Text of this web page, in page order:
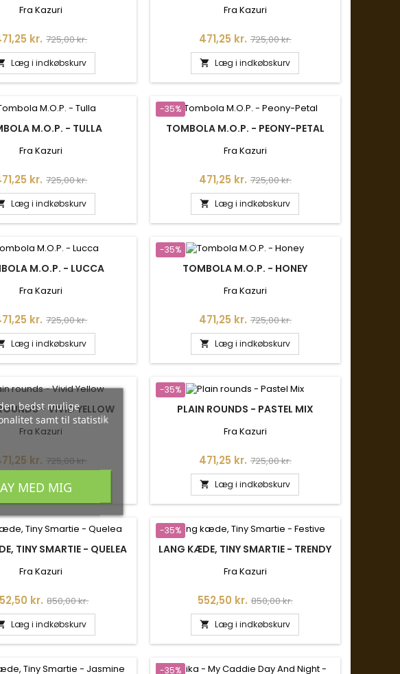
Fra Kazuri
kr. Normalpris
725,00 kr.
Læg i indkøbskurv
Fra Kazuri
Pris
471,25 kr. Normalpris
725,00 kr.
 Læg i indkøbskurv
M.O.P. - TULLA
Fra Kazuri
kr. Normalpris
725,00 kr.
Læg i indkøbskurv
-35%
TOMBOLA M.O.P. - PEONY-PETAL
Fra Kazuri
Pris
471,25 kr. Normalpris
725,00 kr.
 Læg i indkøbskurv
M.O.P. - LUCCA
Fra Kazuri
kr. Normalpris
725,00 kr.
Læg i indkøbskurv
-35%
TOMBOLA M.O.P. - HONEY
Fra Kazuri
Pris
471,25 kr. Normalpris
725,00 kr.
 Læg i indkøbskurv
- VIVID YELLOW
Fra Kazuri
kr. Normalpris
725,00 kr.
Læg i indkøbskurv
-35%
PLAIN ROUNDS - PASTEL MIX
Fra Kazuri
Pris
471,25 kr. Normalpris
725,00 kr.
 Læg i indkøbskurv
TINY SMARTIE - QUELEA
Fra Kazuri
kr. Normalpris
850,00 kr.
Læg i indkøbskurv
-35%
LANG KÆDE, TINY SMARTIE - TRENDY
Fra Kazuri
Pris
552,50 kr. Normalpris
850,00 kr.
 Læg i indkøbskurv
-35%
bedst mulige
samt til statistik
MED MIG